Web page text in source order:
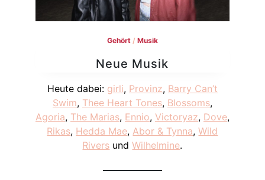
Gehört/ Musik
Neue Musik
Heute dabei: girli, Provinz, Barry Can’t
Swim, Thee Heart Tones, Blossoms,
Agoria, The Marias, Ennio, Victoryaz, Dove,
Rikas, Hedda Mae, Abor & Tynna,Wild
Rivers undWilhelmine.